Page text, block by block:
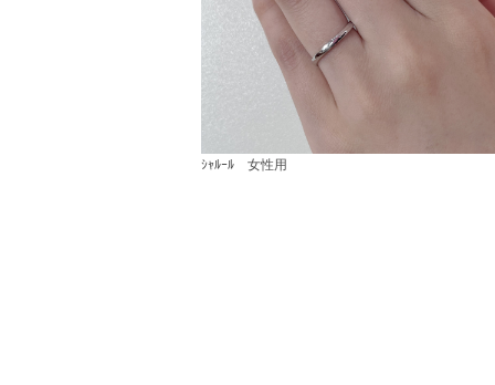
ｼｬﾙｰﾙ 女性用